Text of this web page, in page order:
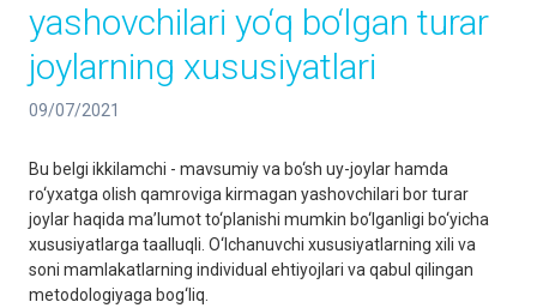
yashovchilari yo‘q bo‘lgan turar
joylarning xususiyatlari
09/07/2021
Bu belgi ikkilamchi - mavsumiy va bo‘sh uy-joylar hamda
ro‘yxatga olish qamroviga kirmagan yashovchilari bor turar
joylar haqida maʼlumot to‘planishi mumkin bo‘lganligi bo‘yicha
xususiyatlarga taalluqli. O‘lchanuvchi xususiyatlarning xili va
soni mamlakatlarning individual ehtiyojlari va qabul qilingan
metodologiyaga bog‘liq.